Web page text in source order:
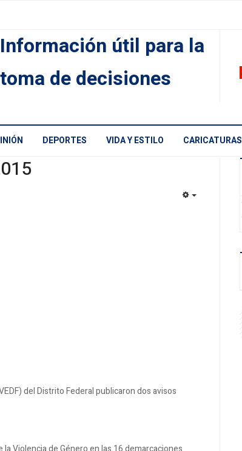
Información útil para la
toma de decisiones
DEPORTES VIDA Y ESTILO CARICATURAS
del Distrito Federal publicaron dos avisos